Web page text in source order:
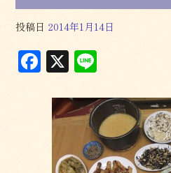
投稿日 2014年1月14日
F
a
c
e
X
e